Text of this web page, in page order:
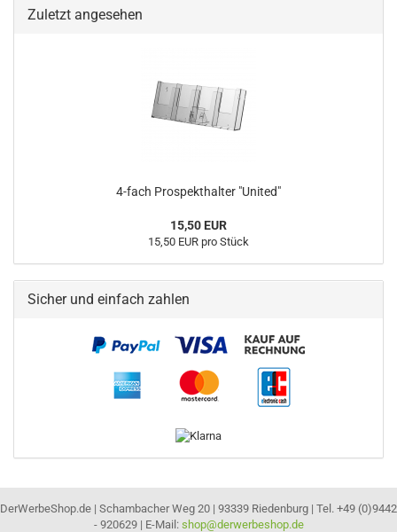
Zuletzt angesehen
4-fach Prospekthalter "United"
15,50 EUR
15,50 EUR pro Stück
Sicher und einfach zahlen
DerWerbeShop.de | Schambacher Weg 20 | 93339 Riedenburg | Tel. +49 (0)9442
- 920629 | E-Mail: shop@derwerbeshop.de